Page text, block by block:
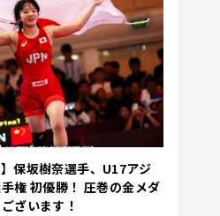
】保坂樹奈選手、U17アジ
権 初優勝！ 圧巻の金メダ
ざいます！